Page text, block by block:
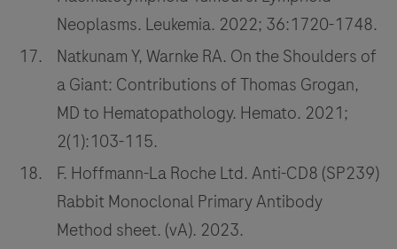
Neoplasms. Leukemia. 2022; 36:1720-1748.
Natkunam Y, Warnke RA. On the Shoulders of
a Giant: Contributions of Thomas Grogan,
MD to Hematopathology. Hemato. 2021;
2(1):103-115.
F. Hoffmann-La Roche Ltd. Anti-CD8 (SP239)
Rabbit Monoclonal Primary Antibody
Method sheet. (vA). 2023.